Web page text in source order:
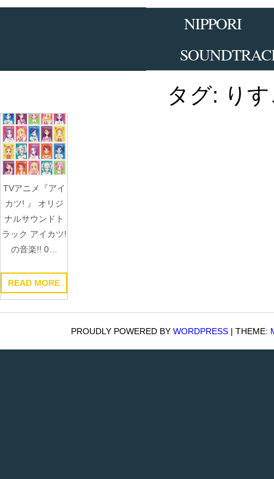
Skip
NIPPORI
タグ: り
TVアニメ『アイ
カツ! 』 オリジ
ナルサウンドト
ラック アイカツ!
の音楽!! 0…
READ MORE
PROUDLY POWERED BY WORDPRESS | THEME: